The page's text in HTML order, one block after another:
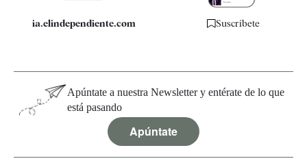
ia.elindependiente.com Suscríbete
Apúntate a nuestra Newsletter y entérate de lo que
está pasando
Apúntate